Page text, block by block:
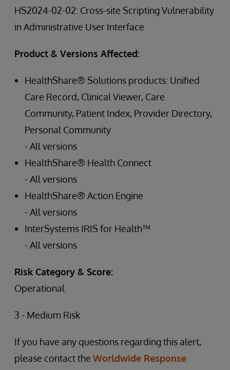
HS2024-02-02: Cross-site Scripting Vulnerability
in Administrative User Interface
Product & Versions Affected:
HealthShare® Solutions products: Unified
Care Record, Clinical Viewer, Care
Community, Patient Index, Provider Directory,
Personal Community
- All versions
HealthShare® Health Connect
- All versions
HealthShare® Action Engine
- All versions
InterSystems IRIS for Health™
- All versions
Risk Category & Score:
Operational
3 - Medium Risk
If you have any questions regarding this alert,
please contact the Worldwide Response